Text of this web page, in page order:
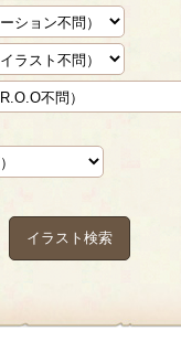
イラスト検索